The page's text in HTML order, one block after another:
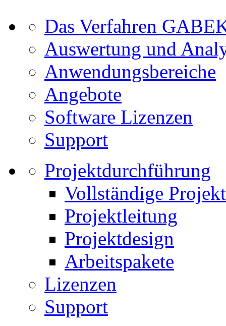
Das Verfahren
Auswertung und
Anwendungsbereiche
Angebote
Software Lizenzen
Support
Projektdurchführung
Vollständige
Projektleitung
Projektdesign
Arbeitspakete
Lizenzen
Support